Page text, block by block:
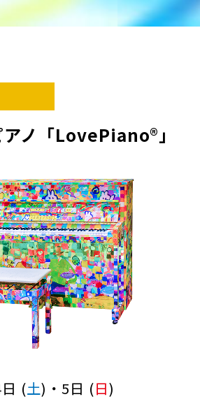
ノ「LovePiano®」
(土)・5日 (日)